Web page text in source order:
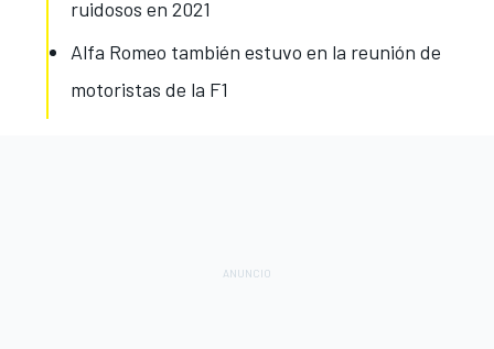
ruidosos en 2021
Alfa Romeo también estuvo en la reunión de
motoristas de la F1